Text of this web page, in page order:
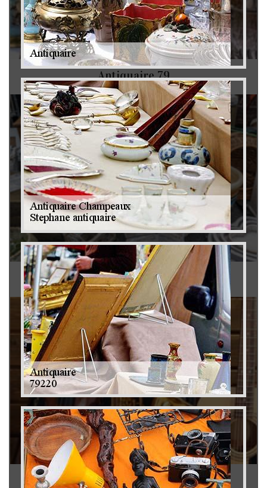
Antiquaire 79
Brocanteur 79
Rachat instrument de musique 79